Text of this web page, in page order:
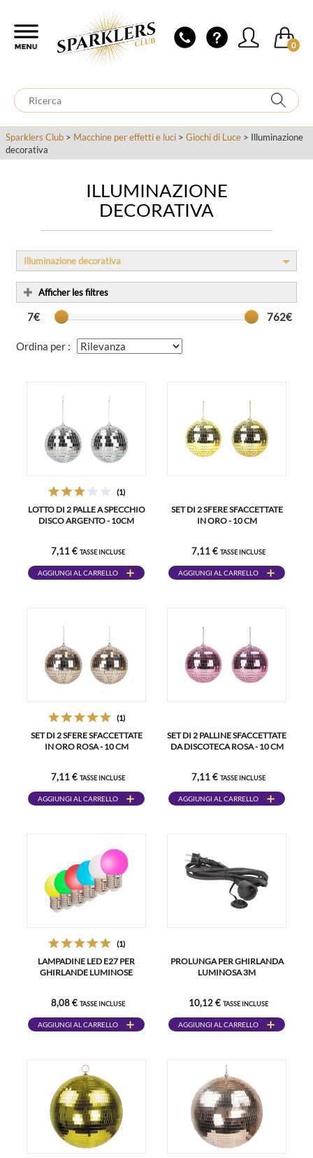
0
Sparklers Club > Macchine per effetti e luci > Giochi di Luce > Illuminazione
decorativa
ILLUMINAZIONE
DECORATIVA
7€ 762€
Afficher les filtres
Illuminazione decorativa
Ordina per :
(1)
LOTTO DI 2 PALLE A SPECCHIO
DISCO ARGENTO - 10CM
7,11 € TASSE INCLUSE
AGGIUNGI AL CARRELLO
SET DI 2 SFERE SFACCETTATE
IN ORO - 10 CM
7,11 € TASSE INCLUSE
AGGIUNGI AL CARRELLO
(1)
SET DI 2 SFERE SFACCETTATE
IN ORO ROSA - 10 CM
7,11 € TASSE INCLUSE
AGGIUNGI AL CARRELLO
SET DI 2 PALLINE SFACCETTATE
DA DISCOTECA ROSA - 10 CM
7,11 € TASSE INCLUSE
AGGIUNGI AL CARRELLO
(1)
LAMPADINE LED E27 PER
GHIRLANDE LUMINOSE
8,08 € TASSE INCLUSE
AGGIUNGI AL CARRELLO
PROLUNGA PER GHIRLANDA
LUMINOSA 3M
10,12 € TASSE INCLUSE
AGGIUNGI AL CARRELLO